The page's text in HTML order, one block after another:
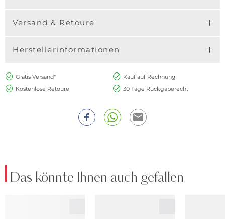
Versand & Retoure
Herstellerinformationen
Gratis Versand*
Kauf auf Rechnung
Kostenlose Retoure
30 Tage Rückgaberecht
Das könnte Ihnen auch gefallen